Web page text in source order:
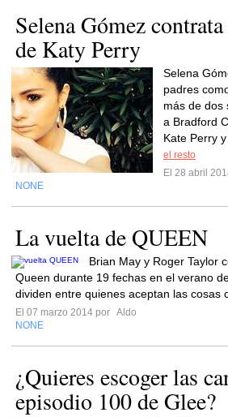
Selena Gómez
de Katy Perry
Selena
padres
más de dos
a Bradford
Kate Perry
el resto
El 28 abril
NONE
La vuelta de QUEEN
Brian May y Roger Taylor
Queen durante 19 fechas en el verano
dividen entre quienes aceptan las cosas
El 07 marzo 2014 por Aldo
NONE
¿Quieres escoger las
episodio 100 de Glee?